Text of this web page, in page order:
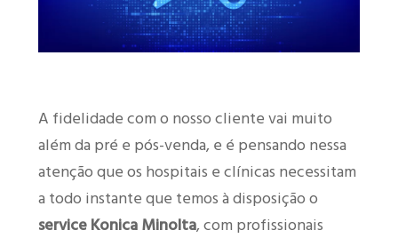
A fidelidade com o nosso cliente vai muito
além da pré e pós-venda, e é pensando nessa
atenção que os hospitais e clínicas necessitam
a todo instante que temos à disposição o
service Konica Minolta, com profissionais